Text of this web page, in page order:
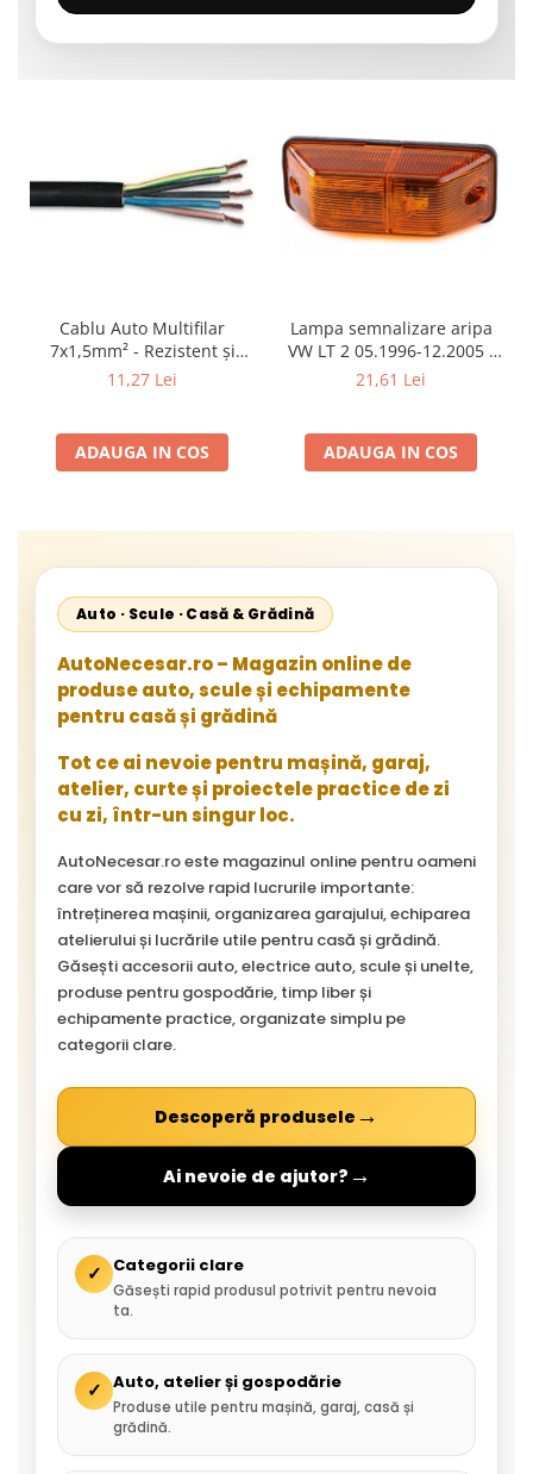
Cablu Auto Multifilar
7x1,5mm² - Rezistent și
Flexibil pentru Remorci 12V-
11,27 Lei
ADAUGA IN COS
Lampa semnalizare aripa
VW LT 2 05.1996-12.2005 ;
Mercedes Sprinter 1995-
Neoplan Euroliner,
Starliner,Centroliner,
21,61 Lei
ADAUGA IN COS
Auto · Scule · Casă & Grădină
AutoNecesar.ro – Magazin online de
produse auto, scule și echipamente
pentru casă și grădină
Tot ce ai nevoie pentru mașină, garaj,
atelier, curte și proiectele practice de zi
cu zi, într-un singur loc.
AutoNecesar.ro este magazinul online pentru oameni
care vor să rezolve rapid lucrurile importante:
întreținerea mașinii, organizarea garajului, echiparea
atelierului și lucrările utile pentru casă și grădină.
Găsești accesorii auto, electrice auto, scule și unelte,
produse pentru gospodărie, timp liber și
echipamente practice, organizate simplu pe
categorii clare.
Descoperă produsele →
Ai nevoie de ajutor? →
✓ Categorii clare
Găsești rapid produsul potrivit pentru nevoia
ta.
✓ Auto, atelier și gospodărie
Produse utile pentru mașină, garaj, casă și
grădină.